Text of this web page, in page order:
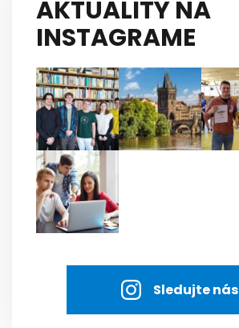
AKTUALITY NA
INSTAGRAME
Sledujte nás